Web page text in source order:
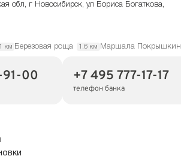
обл, г Новосибирск, ул Бориса Богаткова,
км Березовая роща 1.6 км Маршала
00 +7 495 777-17-17
телефон банка